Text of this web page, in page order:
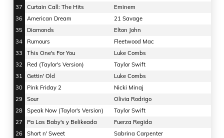
37 Curtain Call: The Hits
Eminem
36
American Dream
21 Savage
35
Diamonds
Elton John
34
Rumours
Fleetwood Mac
33
This One's For You
Luke Combs
32
Red (Taylor's Version)
Taylor Swift
31
Gettin' Old
Luke Combs
30
Pink Friday 2
Nicki Minaj
29
Sour
Olivia Rodrigo
28
Speak Now (Taylor's Version)
Taylor Swift
27
Pa Las Baby's y Belikeada
Fuerza Regida
26
Short n' Sweet
Sabrina Carpenter